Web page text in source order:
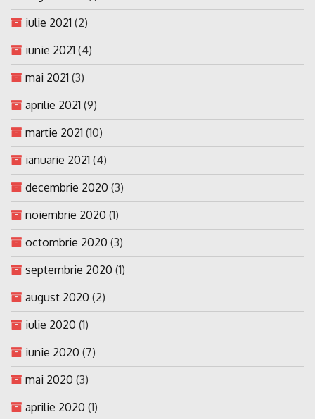
iulie 2021 (2)
iunie 2021 (4)
mai 2021 (3)
aprilie 2021 (9)
martie 2021 (10)
ianuarie 2021 (4)
decembrie 2020 (3)
noiembrie 2020 (1)
octombrie 2020 (3)
septembrie 2020 (1)
august 2020 (2)
iulie 2020 (1)
iunie 2020 (7)
mai 2020 (3)
aprilie 2020 (1)